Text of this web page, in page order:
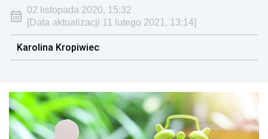
02 listopada 2020, 15:32
[Data aktualizacji 11 lutego 2021, 13:14]
Karolina Kropiwiec